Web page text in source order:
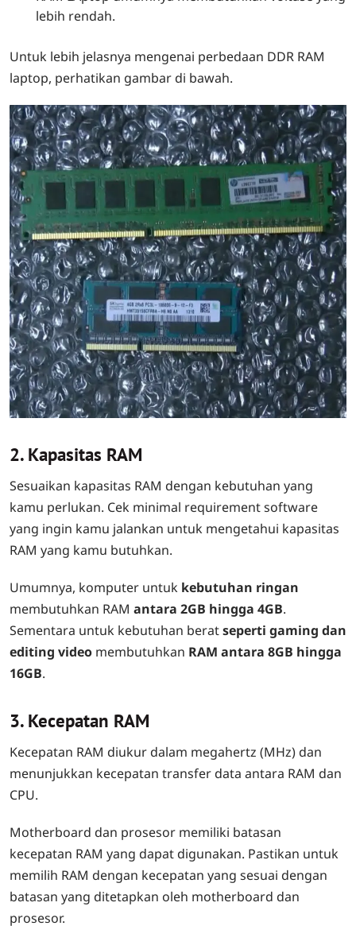
lebih rendah.
Untuk lebih jelasnya mengenai perbedaan DDR RAM
laptop, perhatikan gambar di bawah.
2. Kapasitas RAM
Sesuaikan kapasitas RAM dengan kebutuhan yang
kamu perlukan. Cek minimal requirement software
yang ingin kamu jalankan untuk mengetahui kapasitas
RAM yang kamu butuhkan.
Umumnya, komputer untuk kebutuhan ringan
membutuhkan RAM antara 2GB hingga 4GB.
Sementara untuk kebutuhan beratseperti gaming dan
editing video membutuhkan RAM antara 8GB hingga
16GB.
3. Kecepatan RAM
Kecepatan RAM diukur dalam megahertz (MHz) dan
menunjukkan kecepatan transfer data antara RAM dan
CPU.
Motherboard dan prosesor memiliki batasan
kecepatan RAM yang dapat digunakan. Pastikan untuk
memilih RAM dengan kecepatan yang sesuai dengan
batasan yang ditetapkan oleh motherboard dan
prosesor.